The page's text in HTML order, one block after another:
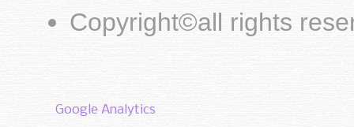
Copyright©all rights
Google Analytics